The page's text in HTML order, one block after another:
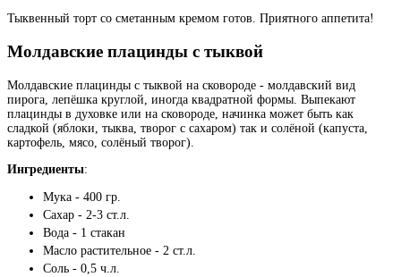
Тыквенный торт со сметанным кремом готов. Приятного аппетита!
Молдавские плацинды с тыквой
Молдавские плацинды с тыквой на сковороде - молдавский вид
пирога, лепёшка круглой, иногда квадратной формы. Выпекают
плацинды в духовке или на сковороде, начинка может быть как
сладкой (яблоки, тыква, творог с сахаром) так и солёной (капуста,
картофель, мясо, солёный творог).
Ингредиенты:
Мука - 400 гр.
Сахар - 2-3 ст.л.
Вода - 1 стакан
Масло растительное - 2 ст.л.
Соль - 0,5 ч.л.